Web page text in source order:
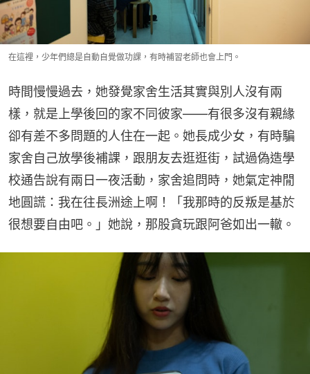
在這裡，少年們總是自動自覺做功課，有時補習老師也會上門。
時間慢慢過去，她發覺家舍生活其實與別人沒有兩
樣，就是上學後回的家不同彼家——有很多沒有親緣
卻有差不多問題的人住在一起。她長成少女，有時騙
家舍自己放學後補課，跟朋友去逛逛街，試過偽造學
校通告說有兩日一夜活動，家舍追問時，她氣定神閒
地圓謊：我在往長洲途上啊！「我那時的反叛是基於
很想要自由吧。」她說，那股貪玩跟阿爸如出一轍。